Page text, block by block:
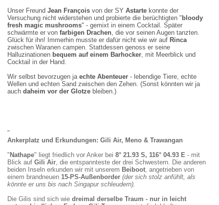
Unser Freund Jean François von der SY Astarte konnte der
Versuchung nicht widerstehen und probierte die berüchtigten " bloody
fresh magic mushrooms" - gemixt in einem Cocktail. Später
schwärmte er von farbigen Drachen, die vor seinen Augen tanzten.
Glück für ihn! Immerhin musste er dafür nicht wie wir auf Rinca
zwischen Waranen campen. Stattdessen genoss er seine
Halluzinationen bequem auf einem Barhocker, mit Meerblick und
Cocktail in der Hand.
Wir selbst bevorzugen ja echte Abenteuer - lebendige Tiere, echte
Wellen und echten Sand zwischen den Zehen. (Sonst könnten wir ja
auch daheim vor der Glotze bleiben.)
"
Ankerplatz und Erkundungen: Gili Air, Meno & Trawangan
" Nathape" liegt friedlich vor Anker bei 8° 21.93 S, 116° 04.93 E - mit
Blick auf Gili Air, die entspannteste der drei Schwestern. Die anderen
beiden Inseln erkunden wir mit unserem Beiboot, angetrieben von
einem brandneuen 15-PS-Außenborder (der sich stolz anfühlt, als
könnte er uns bis nach Singapur schleudern).
Die Gilis sind sich wie dreimal derselbe Traum - nur in leicht